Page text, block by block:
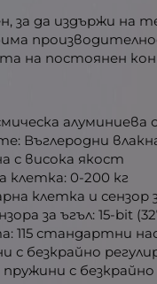
за да издържи на
на постоянен
алуминиева
Въглеродни
с висока якост
клетка: 0-200 кг
клетка и сензор
за ъгъл: 15-bit
115 стандартни
с безкрайно
с безкрайно